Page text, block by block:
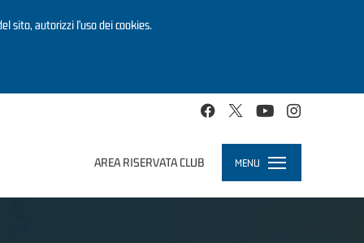
sito, autorizzi l’uso dei cookies.
AREA RISERVATA CLUB MENU
Toggle
navigation